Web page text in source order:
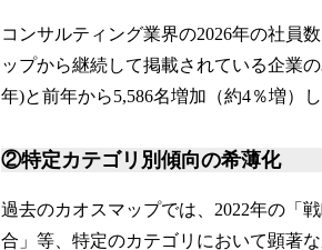
コンサルティング業界の2026年の社員
ップから継続して掲載されている企業
年)と前年から5,586名増加（約4％増）
②特定カテゴリ別傾向の希薄化
過去のカオスマップでは、2022年の「
合」等、特定のカテゴリにおいて顕著